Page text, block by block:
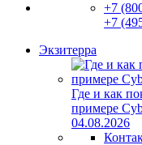
+7
+7
Экзитерра
Где и как
примере
04.08.2026